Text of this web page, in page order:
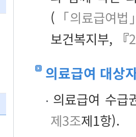
( 「의료급여
보건복지부, 『
의료급여 대상
의료급여 수급
제3조제1항).